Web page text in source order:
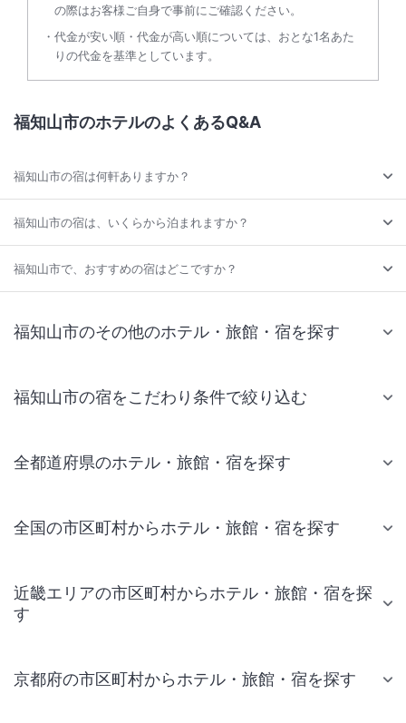
の際はお客様ご自身で事前にご確認ください。
代金が安い順・代金が高い順については、おとな1名あた
りの代金を基準としています。
福知山市のホテルのよくあるQ&A
福知山市の宿は何軒ありますか？
福知山市の宿は、いくらから泊まれますか？
福知山市で、おすすめの宿はどこですか？
福知山市のその他のホテル・旅館・宿を探す
福知山市の宿をこだわり条件で絞り込む
全都道府県のホテル・旅館・宿を探す
全国の市区町村からホテル・旅館・宿を探す
近畿エリアの市区町村からホテル・旅館・宿を探
す
京都府の市区町村からホテル・旅館・宿を探す